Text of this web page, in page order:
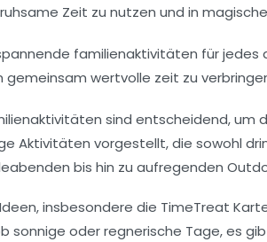
Zeit zu nutzen und in
sind entscheidend, um
Aktivitäten vorgestellt, die sowohl
bis hin zu aufregenden
insbesondere die TimeTreat
sonnige oder regnerische Tage, es